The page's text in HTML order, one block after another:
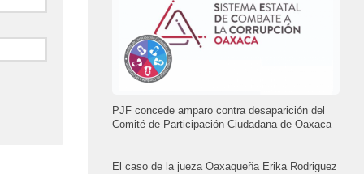
PJF concede amparo contra desaparición del
Comité de Participación Ciudadana de Oaxaca
El caso de la jueza Oaxaqueña Erika Rodriguez